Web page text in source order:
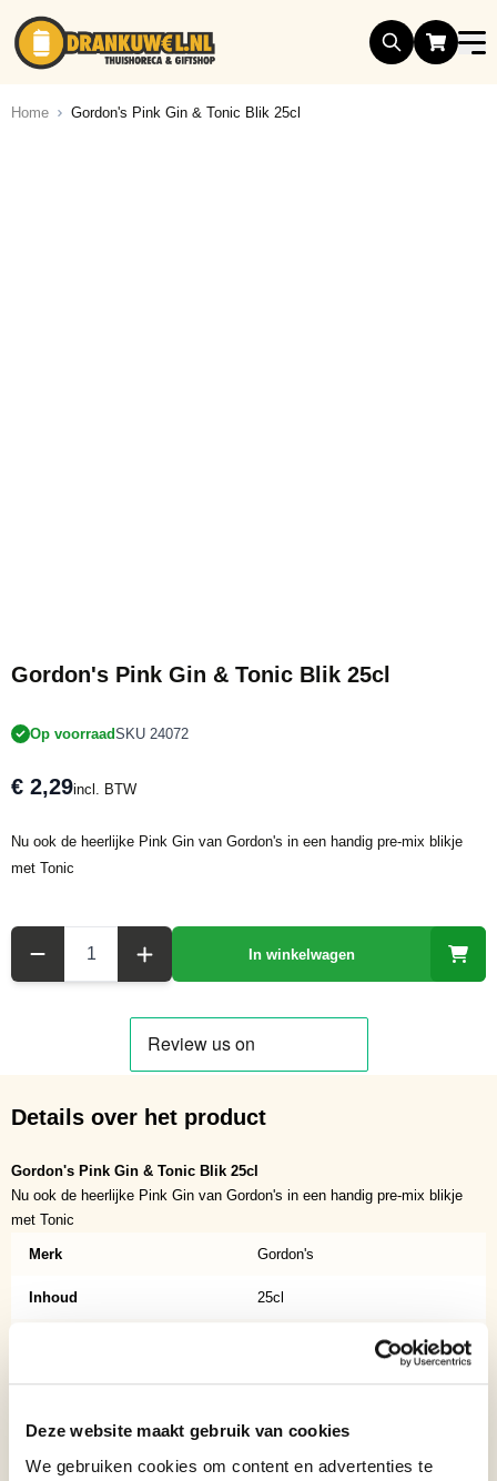
Deze website maakt gebruik van cookies
We gebruiken cookies om content en advertenties te
Ga naar de inhoud
Home Gordon's Pink Gin & Tonic Blik 25cl
Gordon's Pink Gin & Tonic Blik 25cl
Op voorraadSKU 24072
€ 2,29incl. BTW
Nu ook de heerlijke Pink Gin van Gordon's in een handig pre-mix blikje
met Tonic
In winkelwagen
Details over het product
Gordon's Pink Gin & Tonic Blik 25cl
Nu ook de heerlijke Pink Gin van Gordon's in een handig pre-mix blikje
met Tonic
Merk Gordon's
Inhoud 25cl
Binnenlands? Nee
Verpakking Blik
Aantal per verpakking 1